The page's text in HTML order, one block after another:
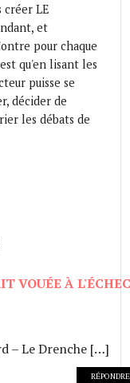
créer LE
et
pour chaque
qu'en lisant les
puisse se
décider de
les débats de
VOUÉE À
– Le Drenche […]
RÉPONDRE